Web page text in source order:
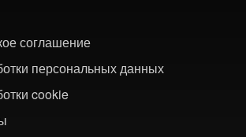
соглашение
персональных данных
cookie